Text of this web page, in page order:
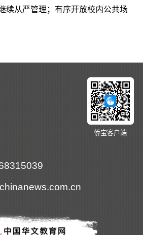
续从严管理；有序开放校内公共场
侨宝客户端